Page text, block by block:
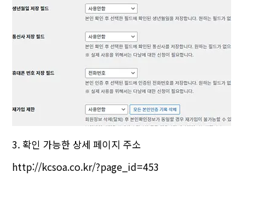
3. 확인 가능한 상세 페이지 주소
http://kcsoa.co.kr/?page_id=453